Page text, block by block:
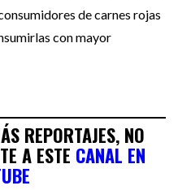
de carnes rojas
con mayor
REPORTAJES, NO
A ESTE CANAL EN